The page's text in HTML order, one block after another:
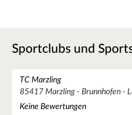
Sportclubs und
TC Marzling
85417 Marzling - Brunnhofen -
Keine Bewertungen